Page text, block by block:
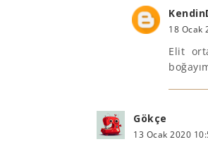
18 Ocak
Elit
Gökçe
13 Ocak 2020